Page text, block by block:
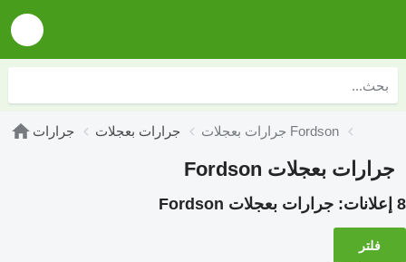
جرارات جرارات بعجلات جرارات بعجلات Fordson
جرارات بعجلات Fordson
8 إعلانات: جرارات بعجلات Fordson
فلتر